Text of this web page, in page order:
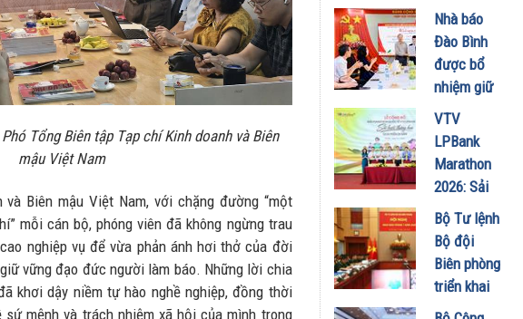
Tổng Biên tập Tạp chí Kinh doanh và Biên
mậu Việt Nam
Biên mậu Việt Nam, với chặng đường “một
mỗi cán bộ, phóng viên đã không ngừng trau
nghiệp vụ để vừa phản ánh hơi thở của đời
vững đạo đức người làm báo. Những lời chia
khơi dậy niềm tự hào nghề nghiệp, đồng thời
mệnh và trách nhiệm xã hội của mình trong
Sức khỏe
và Đời
sống tổ
chức Cuộc
thi “Tôi
Khỏe Đẹp
Hơn” lần
thứ 5 để
khuyến
khích mọi
người trở
thành
phiên bản
Nhà báo
Đào Bình
được bổ
nhiệm giữ
chức Tổng
Biên tập
Tạp chí
Doanh
Đầu tư
01/08/2026
VTV
LPBank
Marathon
2026: Sải
bước qua
miền Di
sản, lan
tỏa giá trị
Bộ Tư lệnh
Bộ đội
Biên phòng
triển khai
phương